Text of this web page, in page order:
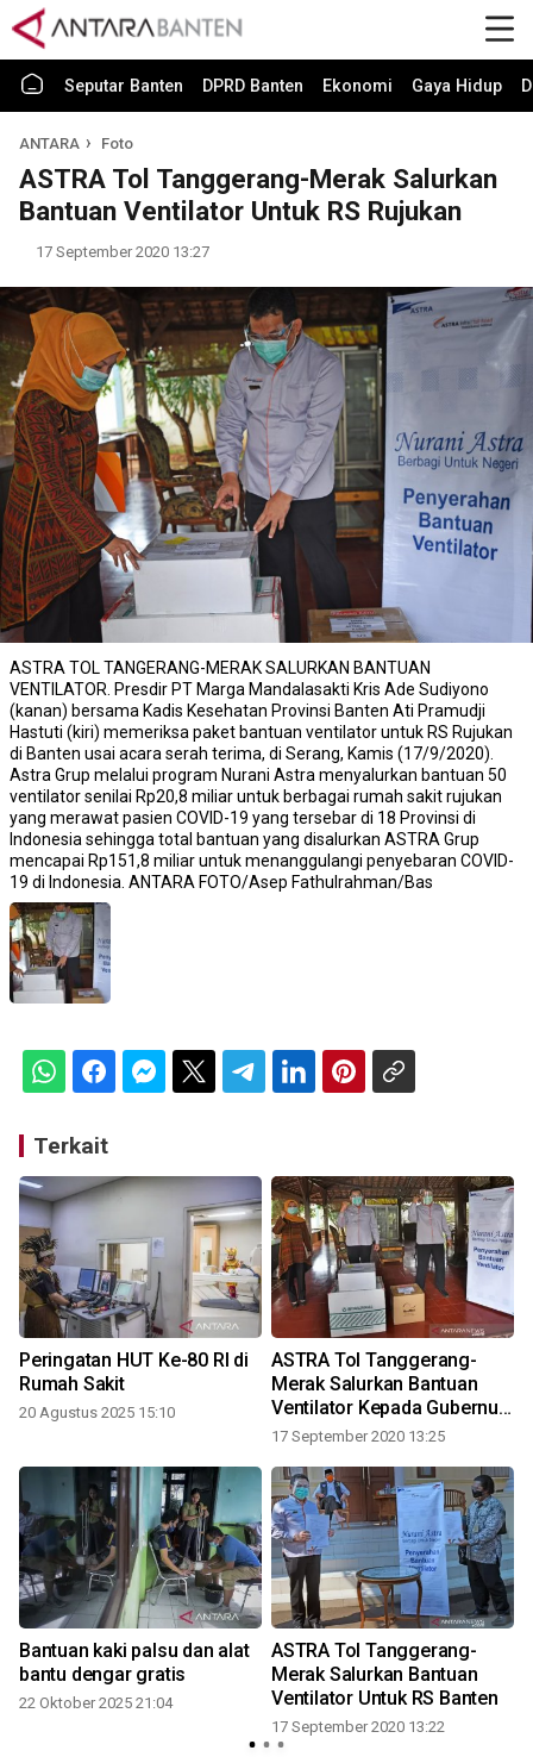
Seputar Banten DPRD Banten Ekonomi Gaya Hidup
ANTARA Foto
ASTRA Tol Tanggerang-Merak Salurkan
Bantuan Ventilator Untuk RS Rujukan
17 September 2020 13:27
ASTRA TOL TANGERANG-MERAK SALURKAN BANTUAN
VENTILATOR. Presdir PT Marga Mandalasakti Kris Ade Sudiyono
(kanan) bersama Kadis Kesehatan Provinsi Banten Ati Pramudji
Hastuti (kiri) memeriksa paket bantuan ventilator untuk RS Rujukan
di Banten usai acara serah terima, di Serang, Kamis (17/9/2020).
Astra Grup melalui program Nurani Astra menyalurkan bantuan 50
ventilator senilai Rp20,8 miliar untuk berbagai rumah sakit rujukan
yang merawat pasien COVID-19 yang tersebar di 18 Provinsi di
Indonesia sehingga total bantuan yang disalurkan ASTRA Grup
mencapai Rp151,8 miliar untuk menanggulangi penyebaran COVID-
19 di Indonesia. ANTARA FOTO/Asep Fathulrahman/Bas
Terkait
Peringatan HUT Ke-80 RI di
Rumah Sakit
20 Agustus 2025 15:10
ASTRA Tol Tanggerang-
Merak Salurkan Bantuan
Ventilator Kepada Gubernur
Banten
17 September 2020 13:25
Bantuan kaki palsu dan alat
bantu dengar gratis
22 Oktober 2025 21:04
ASTRA Tol Tanggerang-
Merak Salurkan Bantuan
Ventilator Untuk RS Banten
17 September 2020 13:22